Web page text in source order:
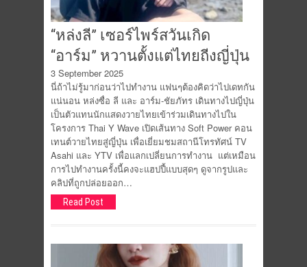
“หล่งลี” เซอร์ไพร์สวันเกิด
“อาร์ม” หวานตั้งแต่ไทยถีงญี่ปุ่น
3 September 2025
นี่ถ้าไม่รู้มาก่อนว่าไปทำงาน แฟนๆต้องคิดว่าไปเดทกัน
แน่นอน หล่งซื่อ ลี และ อาร์ม-ชัยภัทร เดินทางไปญี่ปุ่น
เป็นตัวแทนนักแสดงวายไทยเข้าร่วมเดินทางไปใน
โครงการ Thai Y Wave เปิดเส้นทาง Soft Power คอน
เทนต์วายไทยสู่ญี่ปุ่น เพื่อเยี่ยมชมสถานีโทรทัศน์ TV
Asahi และ YTV เพื่อแลกเปลี่ยนการทำงาน แต่เหมือน
การไปทำงานครั้งนี้คงจะแฮปปี้แบบสุดๆ ดูจากรูปและ
คลิปที่ถูกปล่อยออก…
Read Post